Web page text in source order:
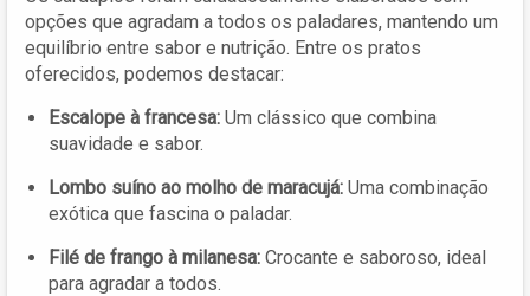
opções que agradam a todos os paladares, mantendo um
equilíbrio entre sabor e nutrição. Entre os pratos
oferecidos, podemos destacar:
Escalope à francesa: Um clássico que combina
suavidade e sabor.
Lombo suíno ao molho de maracujá: Uma combinação
exótica que fascina o paladar.
Filé de frango à milanesa: Crocante e saboroso, ideal
para agradar a todos.